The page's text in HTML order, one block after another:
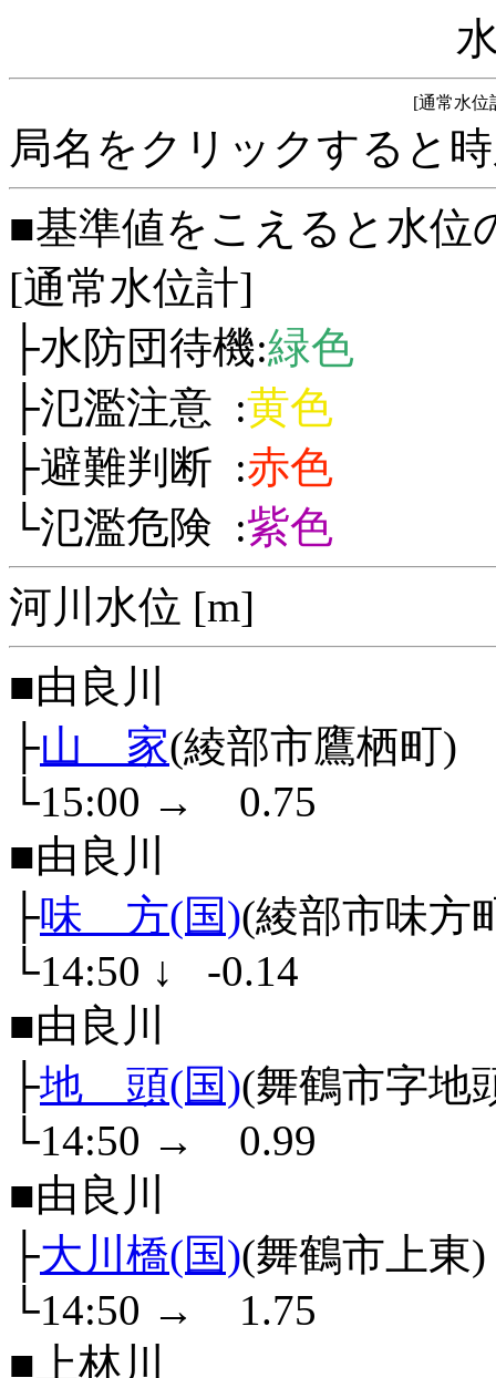
[通常水位
局名をクリックすると
■基準値をこえると水位
[通常水位計]
├水防団待機:緑色
├氾濫注意 :黄色
├避難判断 :赤色
└氾濫危険 :紫色
河川水位 [m]
■由良川
├山 家(綾部市鷹栖町)
└15:00 →
0.75
■由良川
├味 方(国)(綾部市味方
└14:50 ↓
-0.14
■由良川
├地 頭(国)(舞鶴市字地
└14:50 →
0.99
■由良川
├大川橋(国)(舞鶴市上東)
└14:50 →
1.75
■上林川